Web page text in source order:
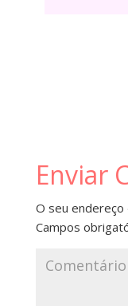
Enviar
O seu endereço
Campos